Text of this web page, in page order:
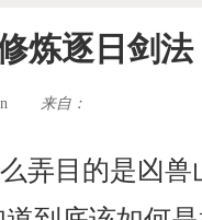
炼逐日剑法
来自：
弄目的是凶